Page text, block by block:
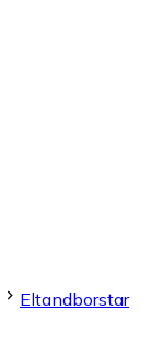
Eltandborstar